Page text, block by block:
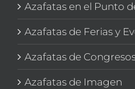
Azafatas en el Punto
Azafatas de Ferias y
Azafatas de
Azafatas de Imagen